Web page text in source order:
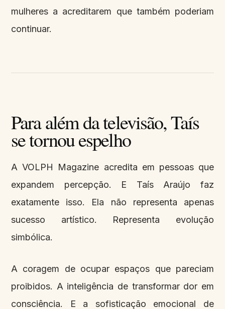
mulheres a acreditarem que também poderiam
continuar.
Para além da televisão, Taís
se tornou espelho
A VOLPH Magazine acredita em pessoas que
expandem percepção. E Taís Araújo faz
exatamente isso. Ela não representa apenas
sucesso artístico. Representa evolução
simbólica.
A coragem de ocupar espaços que pareciam
proibidos. A inteligência de transformar dor em
consciência. E a sofisticação emocional de